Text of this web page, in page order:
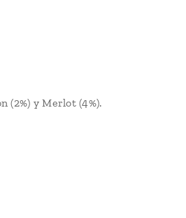
(2%) y Merlot (4%).­­­